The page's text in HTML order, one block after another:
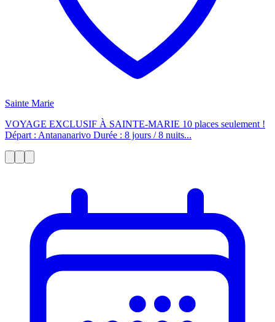
Sainte Marie
VOYAGE EXCLUSIF À SAINTE-MARIE 10 places seulement !
Départ : Antananarivo Durée : 8 jours / 8 nuits...